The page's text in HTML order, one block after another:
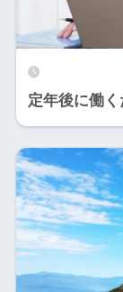
定年後に働